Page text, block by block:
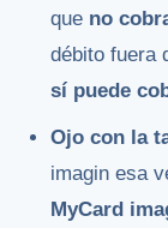
que no
débito fuera
sí puede
Ojo con la
imagin esa
MyCard